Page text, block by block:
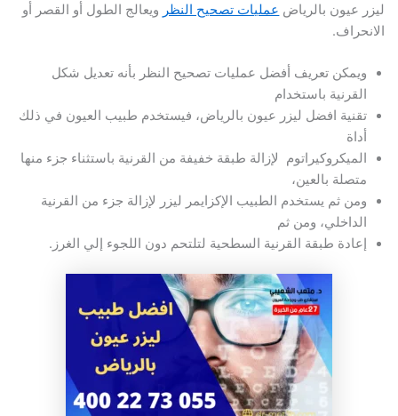
ليزر عيون بالرياض عمليات تصحيح النظر ويعالج الطول أو القصر أو
الانحراف.
ويمكن تعريف أفضل عمليات تصحيح النظر بأنه تعديل شكل
القرنية باستخدام
تقنية افضل ليزر عيون بالرياض، فيستخدم طبيب العيون في ذلك
أداة
الميكروكيراتوم لإزالة طبقة خفيفة من القرنية باستثناء جزء منها
متصلة بالعين،
ومن ثم يستخدم الطبيب الإكزايمر ليزر لإزالة جزء من القرنية
الداخلي، ومن ثم
إعادة طبقة القرنية السطحية لتلتحم دون اللجوء إلي الغرز.